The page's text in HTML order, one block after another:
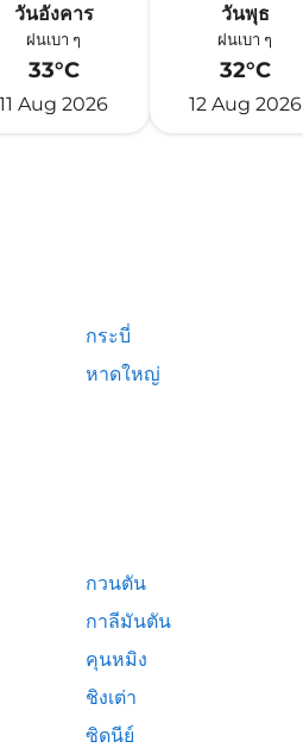
วันอังคาร
ฝนเบา ๆ
33°C
11 Aug 2026
วันพุธ
ฝนเบา ๆ
32°C
12 Aug 2026
กระบี่
หาดใหญ่
กวนตัน
กาลีมันตัน
คุนหมิง
ชิงเต่า
ซิดนีย์